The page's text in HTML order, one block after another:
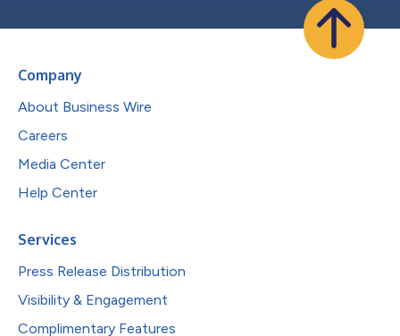
Company
About Business Wire
Careers
Media Center
Help Center
Services
Press Release Distribution
Visibility & Engagement
Complimentary Features